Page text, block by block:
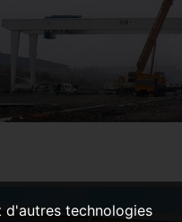
d'autres technologies